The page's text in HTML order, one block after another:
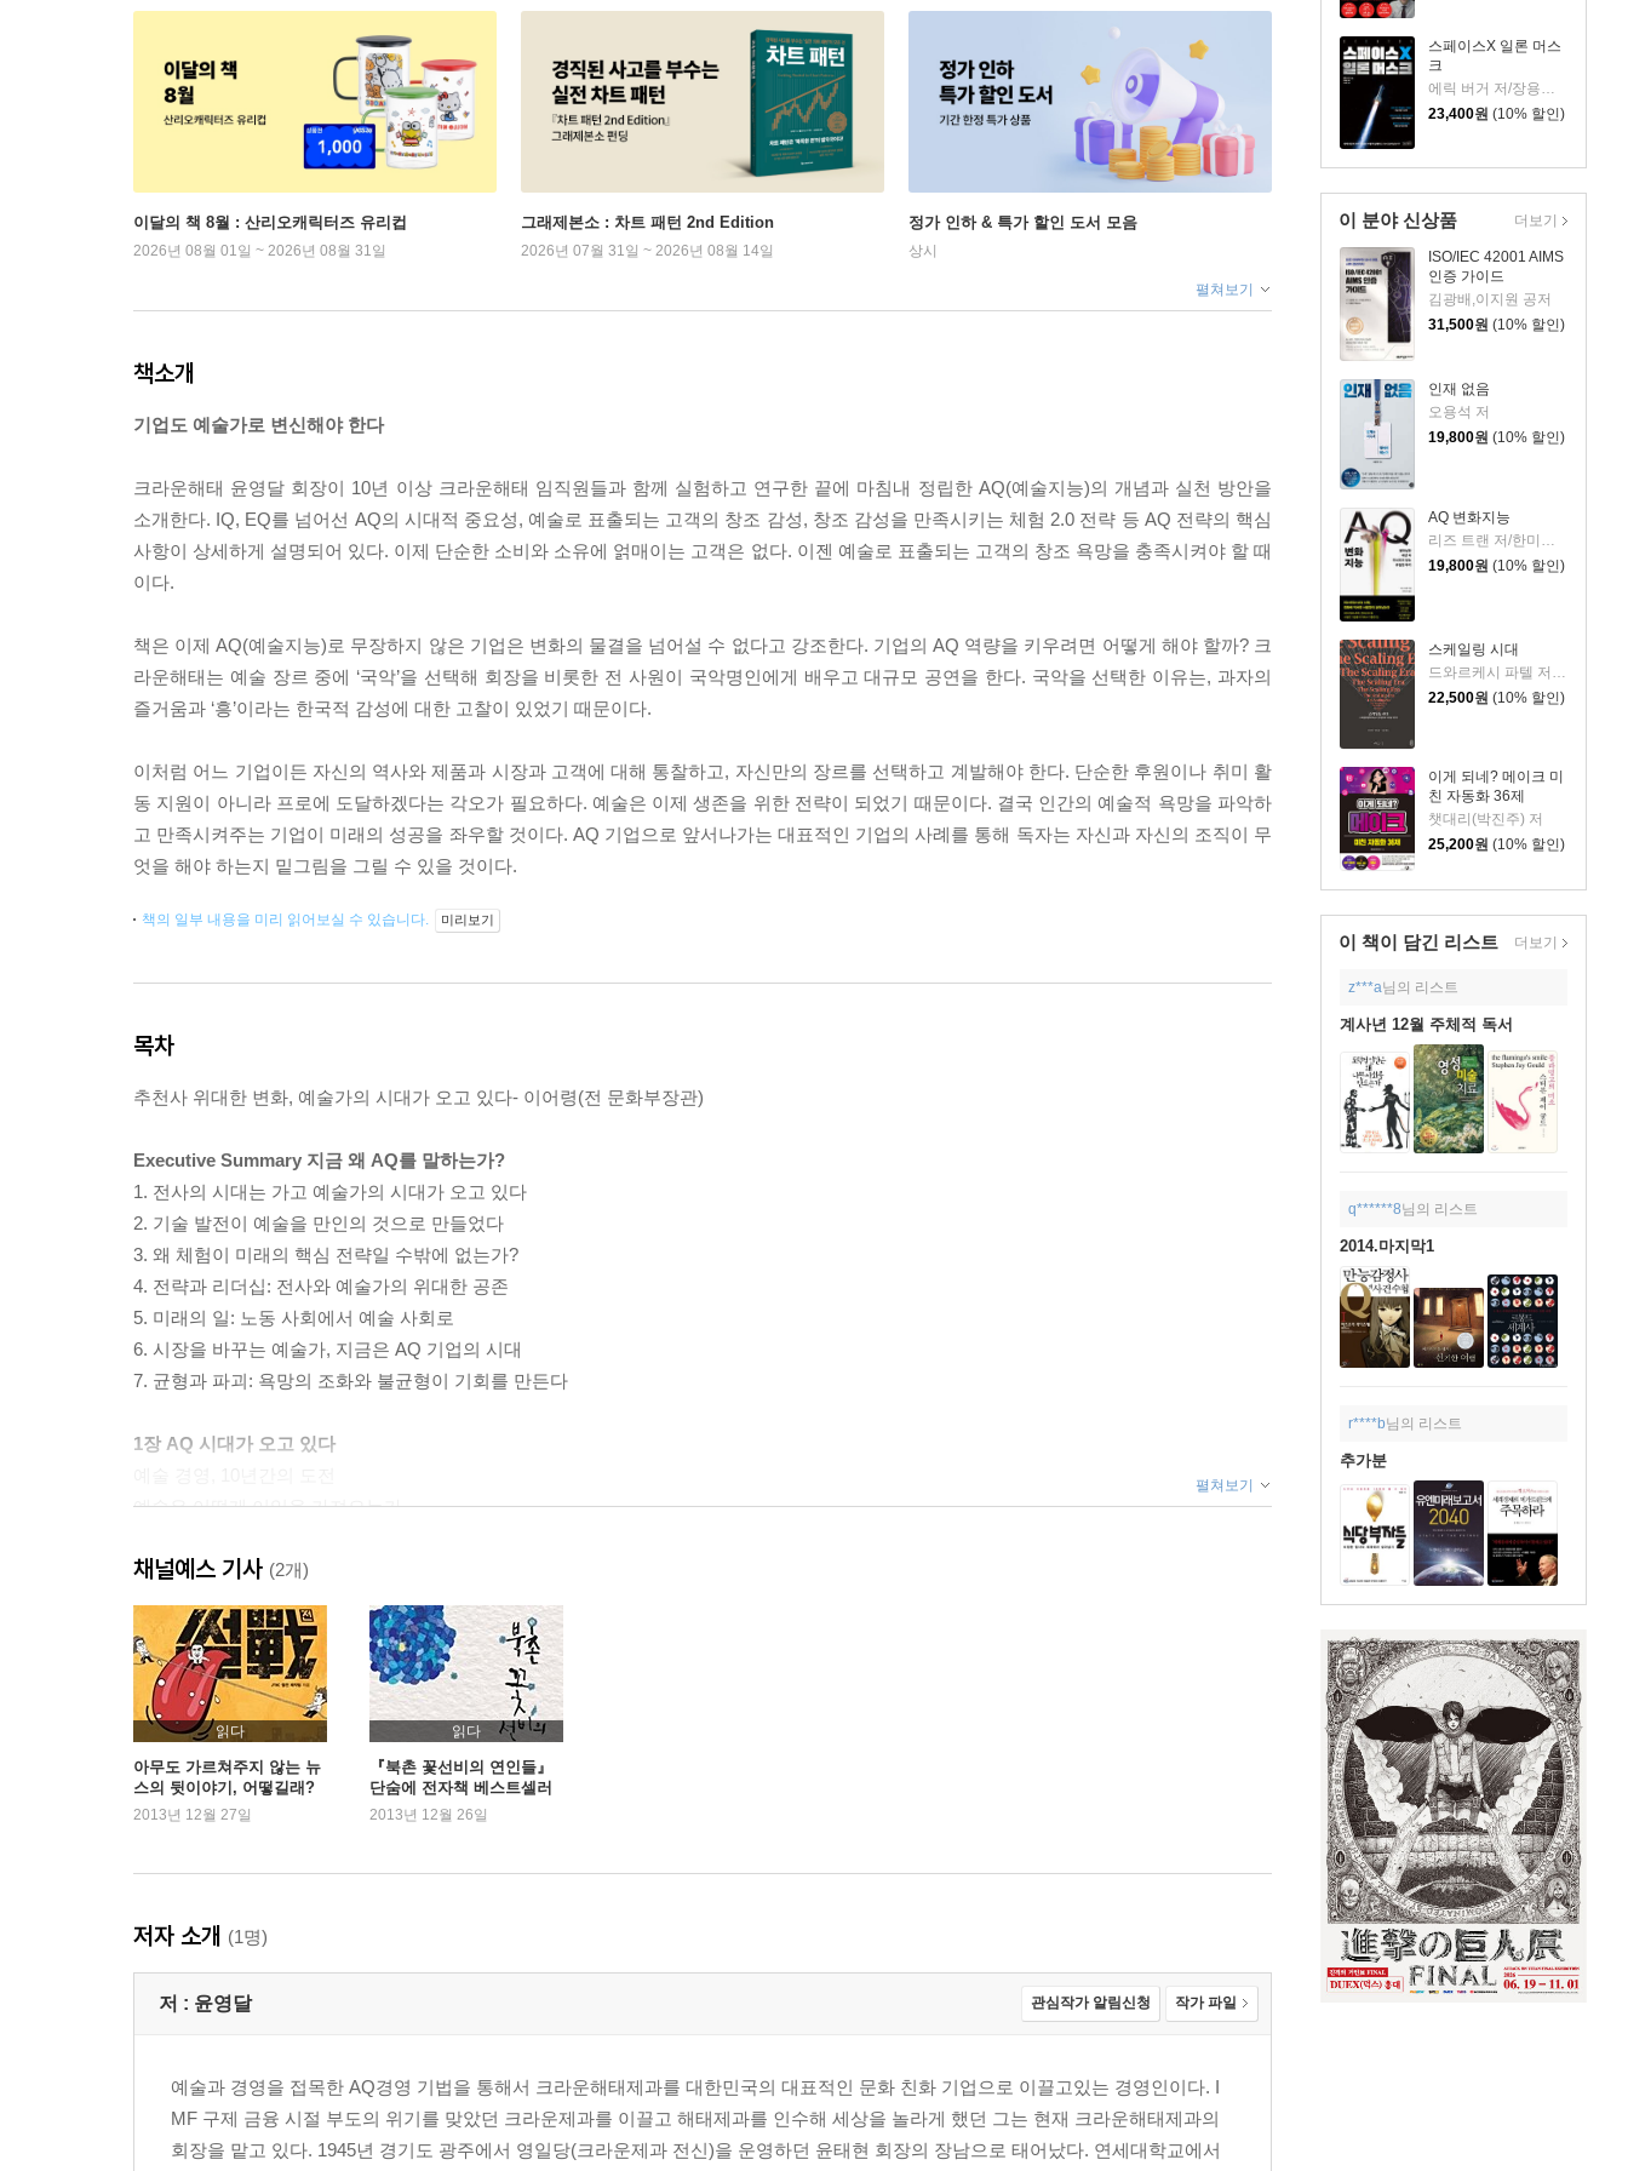
스페이스X 일론 머스
크
에릭 버거 저/장용원 역/서성현 감수
23,400원 (10% 할인)
이 분야 신상품
ISO/IEC 42001 AIMS
인증 가이드
김광배,이지원 공저
31,500원 (10% 할인)
인재 없음
오용석 저
19,800원 (10% 할인)
AQ 변화지능
19,800원 (10% 할인)
스케일링 시대
드와르케시 파텔 저/개빈 리치 편/노승영 역/한운희 해제
22,500원 (10% 할인)
이게 되네? 메이크 미
친 자동화 36제
챗대리(박진주) 저
25,200원 (10% 할인)
더보기
이 책이 담긴 리스트 더보기
z***a님의 리스트
계사년 12월 주체적 독서
q******8님의 리스트
2014.마지막1
r****b님의 리스트
추가분
이달의 책 8월 : 산리오캐릭터즈 유리컵
2026년 08월 01일 ~ 2026년 08월 31일
그래제본소 : 차트 패턴 2nd Edition
2026년 07월 31일 ~ 2026년 08월 14일
정가 인하 & 특가 할인 도서 모음
상시
펼쳐보기
책소개
기업도 예술가로 변신해야 한다
크라운해태 윤영달 회장이 10년 이상 크라운해태 임직원들과 함께 실험하고 연구한 끝에 마침내 정립한 AQ(예술지능)의 개념과 실천 방안을
소개한다. IQ, EQ를 넘어선 AQ의 시대적 중요성, 예술로 표출되는 고객의 창조 감성, 창조 감성을 만족시키는 체험 2.0 전략 등 AQ 전략의 핵심
사항이 상세하게 설명되어 있다. 이제 단순한 소비와 소유에 얽매이는 고객은 없다. 이젠 예술로 표출되는 고객의 창조 욕망을 충족시켜야 할 때
이다.
책은 이제 AQ(예술지능)로 무장하지 않은 기업은 변화의 물결을 넘어설 수 없다고 강조한다. 기업의 AQ 역량을 키우려면 어떻게 해야 할까? 크
라운해태는 예술 장르 중에 ‘국악’을 선택해 회장을 비롯한 전 사원이 국악명인에게 배우고 대규모 공연을 한다. 국악을 선택한 이유는, 과자의
즐거움과 ‘흥’이라는 한국적 감성에 대한 고찰이 있었기 때문이다.
이처럼 어느 기업이든 자신의 역사와 제품과 시장과 고객에 대해 통찰하고, 자신만의 장르를 선택하고 계발해야 한다. 단순한 후원이나 취미 활
동 지원이 아니라 프로에 도달하겠다는 각오가 필요하다. 예술은 이제 생존을 위한 전략이 되었기 때문이다. 결국 인간의 예술적 욕망을 파악하
고 만족시켜주는 기업이 미래의 성공을 좌우할 것이다. AQ 기업으로 앞서나가는 대표적인 기업의 사례를 통해 독자는 자신과 자신의 조직이 무
엇을 해야 하는지 밑그림을 그릴 수 있을 것이다.
책의 일부 내용을 미리 읽어보실 수 있습니다. 미리보기
목차
추천사 위대한 변화, 예술가의 시대가 오고 있다- 이어령(전 문화부장관)
Executive Summary 지금 왜 AQ를 말하는가?
1. 전사의 시대는 가고 예술가의 시대가 오고 있다
2. 기술 발전이 예술을 만인의 것으로 만들었다
3. 왜 체험이 미래의 핵심 전략일 수밖에 없는가?
4. 전략과 리더십: 전사와 예술가의 위대한 공존
5. 미래의 일: 노동 사회에서 예술 사회로
6. 시장을 바꾸는 예술가, 지금은 AQ 기업의 시대
7. 균형과 파괴: 욕망의 조화와 불균형이 기회를 만든다
1장 AQ 시대가 오고 있다
예술은 어떻게 이익을 가져오는가
우리가 쓸데없는 짓에 몰두하는 이유
예술은 모든 생명체의 본능이다
AQ, 새로운 경쟁의 룰
수동적인 소비에서 능동적인 창조로
노동의 종말, 예술의 부활
IQ, EQ의 시대에서 AQ의 시대로
2장 AQ 경영으로 승리하라
고객을 예술가로 만드는 기업들
천상의 오케스트라를 이끄는 지휘자- 할리데이비슨의 ‘초월’
창조란 낯선 것들의 소통이다- 레고의 ‘소통’
펼쳐보기
채널예스 기사 (2개)
읽다
아무도 가르쳐주지 않는 뉴
스의 뒷이야기, 어떻길래?
2013년 12월 27일
읽다
『북촌 꽃선비의 연인들』
단숨에 전자책 베스트셀러
1위 등극
2013년 12월 26일
저자 소개 (1명)
저 : 윤영달 관심작가 알림신청 작가 파일
예술과 경영을 접목한 AQ경영 기법을 통해서 크라운해태제과를 대한민국의 대표적인 문화 친화 기업으로 이끌고있는 경영인이다. I
MF 구제 금융 시절 부도의 위기를 맞았던 크라운제과를 이끌고 해태제과를 인수해 세상을 놀라게 했던 그는 현재 크라운해태제과의
회장을 맡고 있다. 1945년 경기도 광주에서 영일당(크라운제과 전신)을 운영하던 윤태현 회장의 장남으로 태어났다. 연세대학교에서